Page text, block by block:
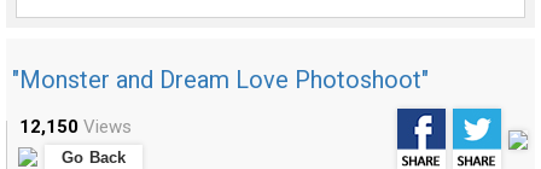
"Monster and Dream Love Photoshoot"
12,150 Views
Go Back